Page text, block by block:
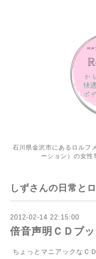
石川県金沢市にあるロルフ
ーション）の女性
しずさんの日常と
2012-02-14 22:15:00
倍音声明ＣＤブッ
ちょっとマニアックなＣ